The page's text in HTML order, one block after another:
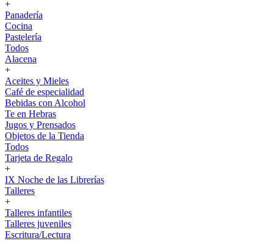
+
Panadería
Cocina
Pastelería
Todos
Alacena
+
Aceites y Mieles
Café de especialidad
Bebidas con Alcohol
Te en Hebras
Jugos y Prensados
Objetos de la Tienda
Todos
Tarjeta de Regalo
+
IX Noche de las Librerías
Talleres
+
Talleres infantiles
Talleres juveniles
Escritura/Lectura